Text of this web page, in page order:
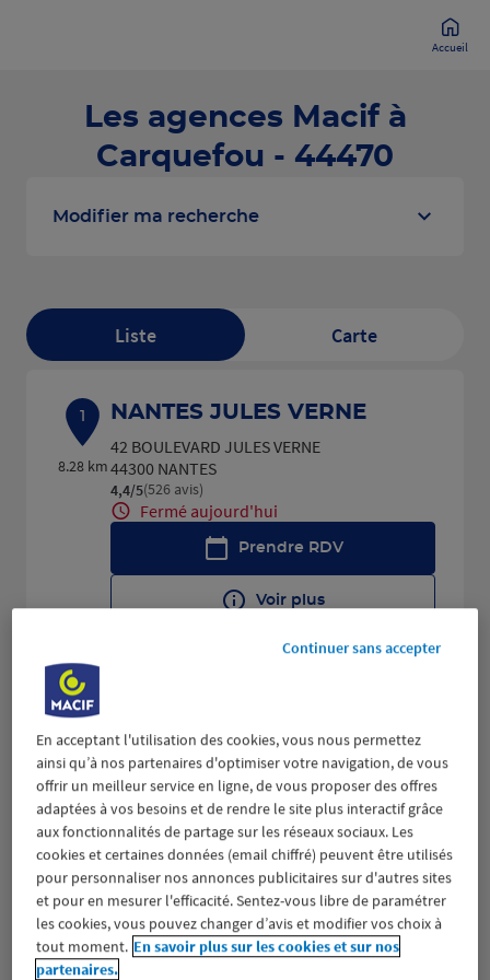
Accueil
Les agences Macif à
Carquefou - 44470
Modifier ma recherche
Liste Carte
1
8.28 km
NANTES JULES VERNE
42 BOULEVARD JULES VERNE
44300 NANTES
4,4/5Note de 4.4 sur 5
(526 avis)
Fermé aujourd'hui
Prendre RDV
Voir plus
2
11.69
km
313 ROUTE DE VANNES
44800 ST HERBLAIN
4,4/5Note de 4.4 sur 5
(685 avis)
Fermé aujourd'hui
Prendre RDV
Voir plus
En acceptant l'utilisation des cookies, vous nous permettez
ainsi qu’à nos partenaires d'optimiser votre navigation, de vous
offrir un meilleur service en ligne, de vous proposer des offres
adaptées à vos besoins et de rendre le site plus interactif grâce
aux fonctionnalités de partage sur les réseaux sociaux. Les
cookies et certaines données (email chiffré) peuvent être utilisés
pour personnaliser nos annonces publicitaires sur d'autres sites
et pour en mesurer l'efficacité. Sentez-vous libre de paramétrer
les cookies, vous pouvez changer d’avis et modifier vos choix à
tout moment. En savoir plus sur les cookies et sur nos
partenaires.
Continuer sans accepter